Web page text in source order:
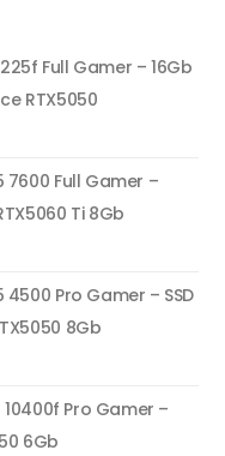
Full Gamer – 16Gb
RTX5050
7600 Full Gamer –
Ti 8Gb
4500 Pro Gamer – SSD
8Gb
Pro Gamer –
6Gb